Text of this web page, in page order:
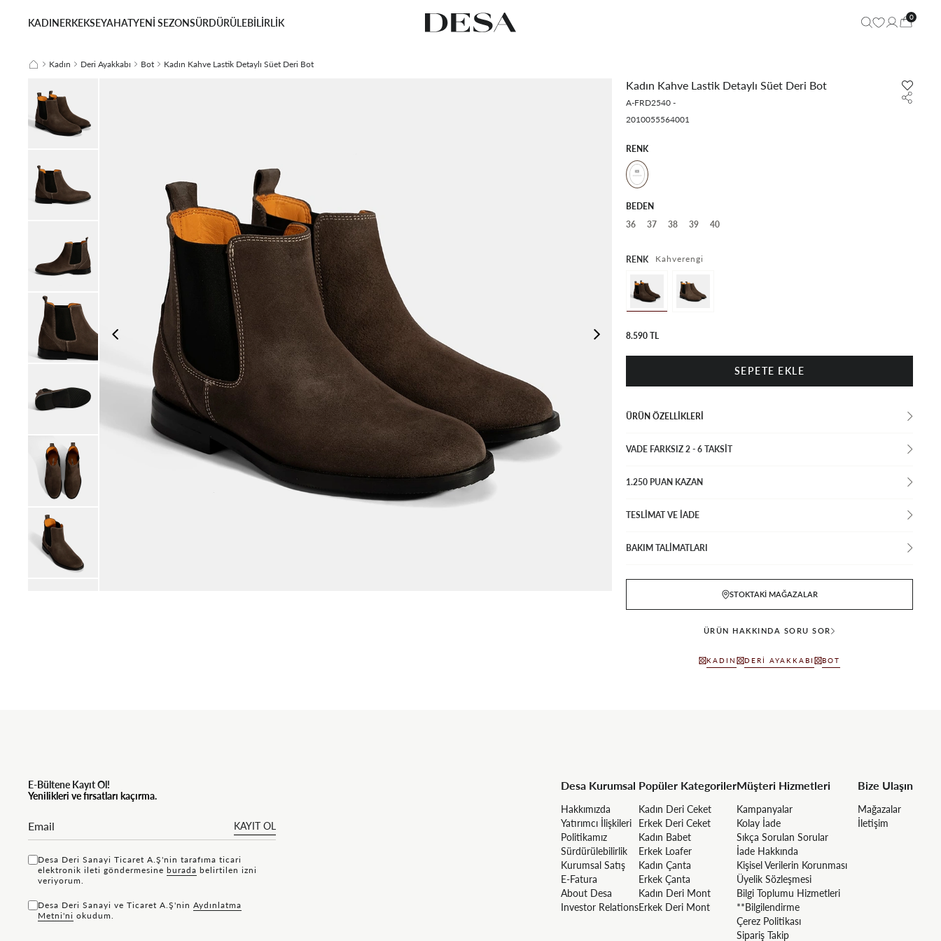
KADINERKEKSEYAHATYENİ SEZONSÜRDÜRÜLEBİLİRLİK 0
Kadın Deri Ayakkabı Bot Kadın Kahve Lastik Detaylı Süet Deri Bot
Kadın Kahve Lastik Detaylı Süet Deri Bot
A-FRD2540 -
2010055564001
RENK
BEDEN
36
37 38 39 40
RENK Kahverengi
8.590 TL
ÜRÜN ÖZELLIKLERI
VADE FARKSIZ 2 - 6 TAKSIT
1.250 PUAN KAZAN
TESLİMAT VE İADE
BAKIM TALİMATLARI
STOKTAKI MAĞAZALAR
ÜRÜN HAKKINDA SORU SOR
KADIN DERI AYAKKABI BOT
E-Bültene Kayıt Ol!
Yenilikleri ve fırsatları kaçırma.
KAYIT OL
Desa Deri Sanayi Ticaret A.Ş'nin tarafıma ticari
elektronik ileti göndermesine bu rada belirtilen izni
veriyorum.
Desa Deri Sanayi ve Ticaret A.Ş'nin Aydınlatma
Metni'ni okudum.
Desa Kurumsal
Hakkımızda
Yatırımcı İlişkileri
Politikamız
Sürdürülebilirlik
Kurumsal Satış
E-Fatura
About Desa
Investor Relations
Popüler Kategoriler
Kadın Deri Ceket
Erkek Deri Ceket
Kadın Babet
Erkek Loafer
Kadın Çanta
Erkek Çanta
Kadın Deri Mont
Erkek Deri Mont
Müşteri Hizmetleri
Kampanyalar
Kolay İade
Sıkça Sorulan Sorular
İade Hakkında
Kişisel Verilerin Korunması
Üyelik Sözleşmesi
Bilgi Toplumu Hizmetleri
**Bilgilendirme
Çerez Politikası
Sipariş Takip
Bize Ulaşın
Mağazalar
İletişim